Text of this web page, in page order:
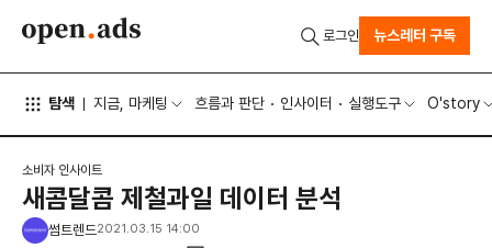
탐색 지금, 마케팅 흐름과 판단 인사이터 실행도구 O'story
로그인 뉴스레터 구독
소비자 인사이트
새콤달콤 제철과일 데이터 분석
썸트렌드2021.03.15 14:00